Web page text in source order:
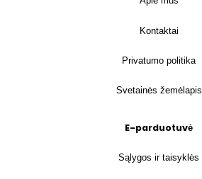
Kontaktai
Privatumo politika
Svetainės žemėlapis
E-parduotuvė
Sąlygos ir taisyklės